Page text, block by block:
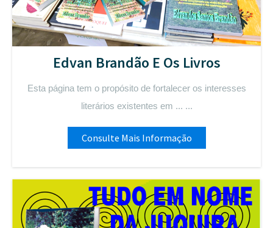
Edvan Brandão E Os Livros
Esta página tem o propósito de fortalecer os interesses
literários existentes em ... ...
Consulte Mais Informação